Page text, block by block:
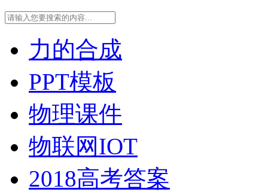
力的合成
PPT模板
物理课件
物联网IOT
2018高考答案